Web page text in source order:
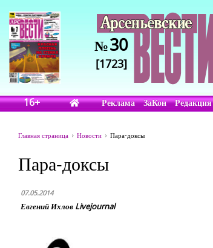
№30
[1723]
16+ Реклама ЗаКон Редакция
Главная страница Новости Пара-доксы
Пара-доксы
07.05.2014
Евгений Ихлов Livejournal